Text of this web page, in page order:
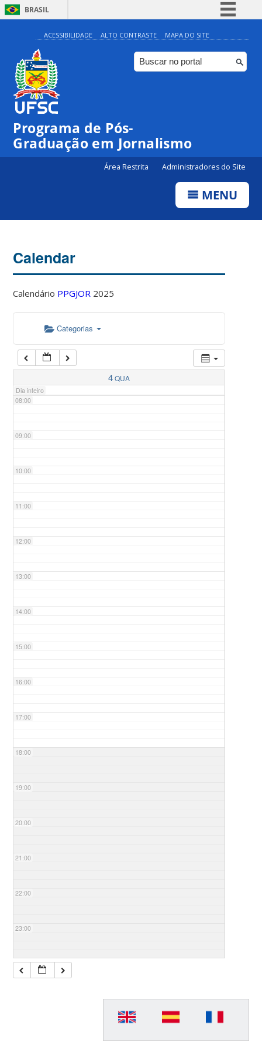
BRASIL
Simplifique!
Comunica BR
Participe
ACESSIBILIDADE ALTO CONTRASTE MAPA DO SITE
Programa de Pós-
Graduação em Jornalismo
Área Restrita Administradores do Site
MENU
Calendar
Calendário PPGJOR 2025
Categorias
4QUA
Dia inteiro
04:00
05:00
07:00
08:00
09:00
10:00
11:00
12:00
13:00
14:00
15:00
16:00
17:00
18:00
19:00
20:00
21:00
22:00
23:00